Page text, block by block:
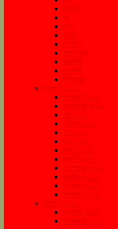
এপ্রিল
মে
জুন
জুলাই
অগাস্ট
সেপ্টেম্বর
অক্টোবর
নভেম্বর
ডিসেম্বর
সংরক্ষণ ২০২১
জানুয়ারি ২০২১
ফেব্রুয়ারি ২০২১
মার্চ ২০২১
এপ্রিল ২০২১
মে ২০২১
জুন ২০২১
জুলাই ২০২১
আগস্ট ২০২১
সেপ্টেম্বর ২০২১
অক্টোবর ২০২১
নভেম্বর ২০২১
ডিসেম্বর ২০২১
সংরক্ষণ ২০২২
জানুয়ারি ২০২২
ফেব্রুয়ারি ২০২২